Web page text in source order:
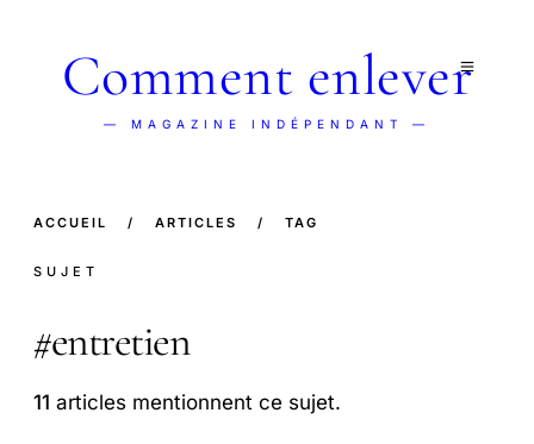
Comment enlever
— MAGAZINE INDÉPENDANT —
ACCUEIL / ARTICLES / TAG
SUJET
#entretien
11 articles mentionnent ce sujet.